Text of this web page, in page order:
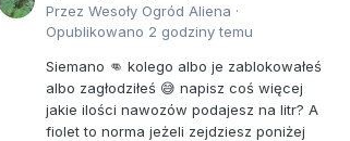
Przez Wesoły Ogród Aliena ·
Opublikowano 2 godziny temu
Siemano 👊 kolego albo je zablokowałeś
albo zagłodziłeś 😅 napisz coś więcej
jakie ilości nawozów podajesz na litr? A
fiolet to norma jeżeli zejdziesz poniżej